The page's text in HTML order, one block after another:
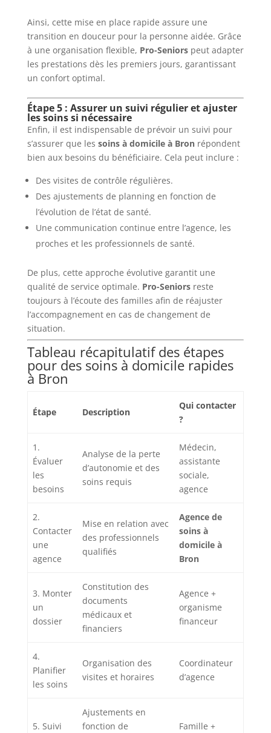
Ainsi, cette mise en place rapide assure une
transition en douceur pour la personne aidée. Grâce
à une organisation flexible, Pro-Seniorspeut adapter
les prestations dès les premiers jours, garantissant
un confort optimal.
Étape 5 : Assurer un suivi régulier et ajuster
les soins si nécessaire
Enfin, il est indispensable de prévoir un suivi pour
s’assurer que les soins à domicile à Bronrépondent
bien aux besoins du bénéficiaire. Cela peut inclure :
Des visites de contrôle régulières.
Des ajustements de planning en fonction de
l’évolution de l’état de santé.
Une communication continue entre l’agence, les
proches et les professionnels de santé.
De plus, cette approche évolutive garantit une
qualité de service optimale. Pro-Seniorsreste
toujours à l’écoute des familles afin de réajuster
l’accompagnement en cas de changement de
situation.
Tableau récapitulatif des étapes
pour des soins à domicile rapides
à Bron
Étape Description
Qui contacter
?
1.
Évaluer
les
besoins
Analyse de la perte
d’autonomie et des
soins requis
Médecin,
assistante
sociale,
agence
2.
Contacter
une
agence
Mise en relation avec
des professionnels
qualifiés
Agence de
soins à
domicile à
Bron
3. Monter
un
dossier
Constitution des
documents
médicaux et
financiers
Agence +
organisme
financeur
4.
Planifier
les soins
Organisation des
visites et horaires
Coordinateur
d’agence
5. Suivi
Ajustements en
fonction de
Famille +